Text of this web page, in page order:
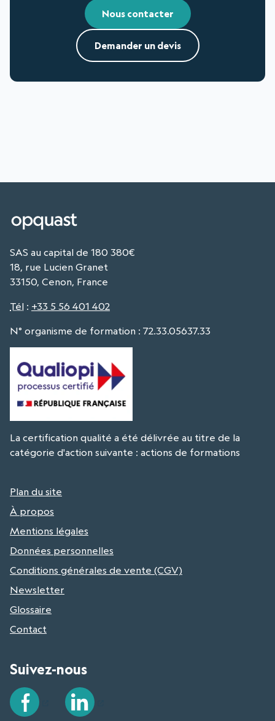
Nous contacter
Demander un devis
SAS au capital de 180 380€
18, rue Lucien Granet
33150, Cenon, France
Tél : +33 5 56 401 402
N° organisme de formation : 72.33.05637.33
La certification qualité a été délivrée au titre de la
catégorie d'action suivante : actions de formations
Plan du site
À propos
Mentions légales
Données personnelles
Conditions générales de vente (CGV)
Newsletter
Glossaire
Contact
Suivez-nous
Facebook